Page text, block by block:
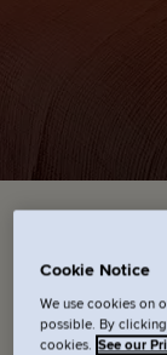
Code promo
Cookie Notice
We use cookies on
possible. By
cookies. See our